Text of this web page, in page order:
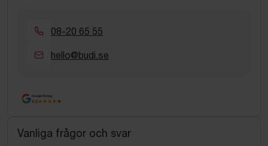
08-20 65 55
hello@budi.se
Google Rating
4.5
Vanliga frågor och svar